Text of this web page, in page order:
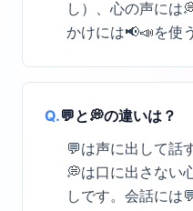
し）、心の声には
かけには📢📣を使
Q.💬と💭の違いは？
💬は声に出して話
💭は口に出さない
しです。会話には